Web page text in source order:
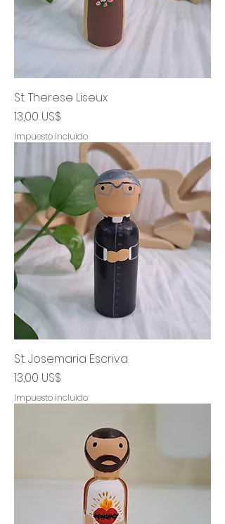
St. Therese Liseux
Precio
13,00 US$
Impuesto incluido
St. Josemaria Escriva
Precio
13,00 US$
Impuesto incluido